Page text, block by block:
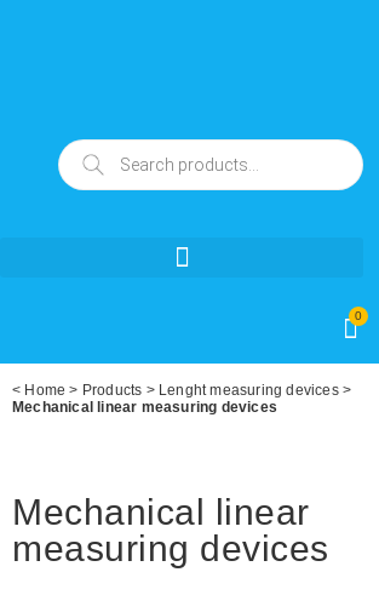
0
< Home > Products > Lenght measuring devices>
Mechanical linear measuring devices
Mechanical linear
measuring devices